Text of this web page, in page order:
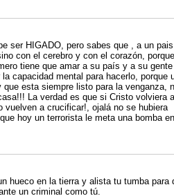
ser HIGADO, pero sabes que , a un
con el cerebro y con el corazón,
tiene que amar a su país y a su
capacidad mental para hacerlo, porque
que esta siempre listo para la venganza,
La verdad es que si Cristo volviera
vuelven a crucificar!, ojalá no se hubiera
hoy un terrorista le meta una bomba
hueco en la tierra y alista tu tumba para
un criminal como tú.